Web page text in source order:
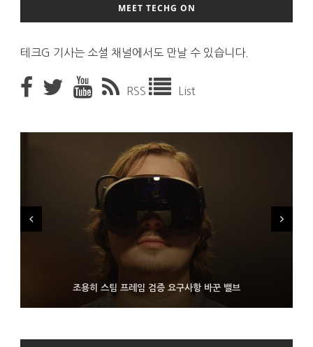
MEET TECHG ON
테크G 기사는 소셜 채널에서도 만날 수 있습니다.
RSS List
조용히 스팀 프레임 검증 요구사항 바꾼 밸브
9월 4일부터 서비스 접는 안드로이드 장치용 구글 어시스턴트
FMS 2026서 차세대 3D 메모리 ZHBM·ZNAND-O 모형 처음 선
보인 삼성전자